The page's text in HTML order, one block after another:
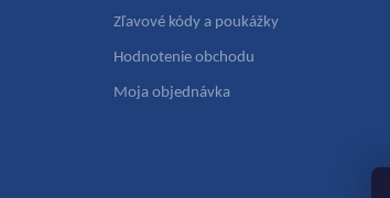
Zľavové kódy a poukážky
Hodnotenie obchodu
Moja objednávka